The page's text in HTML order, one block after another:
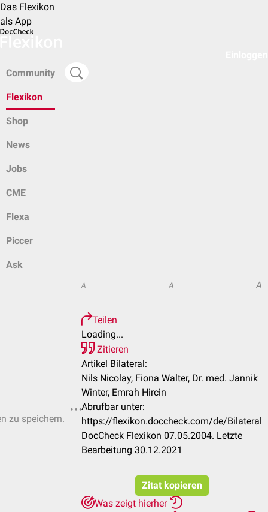
Das Flexikon
als App
Community
Flexikon
Shop
News
Jobs
CME
Flexa
Piccer
Ask
zu speichern.
A A A
Teilen
Loading...
Zitieren
Artikel Bilateral:
Nils Nicolay, Fiona Walter, Dr. med. Jannik
Winter, Emrah Hircin
Abrufbar unter:
https://flexikon.doccheck.com/de/Bilateral
DocCheck Flexikon 07.05.2004. Letzte
Bearbeitung 30.12.2021
Zitat kopieren
Was zeigt hierher